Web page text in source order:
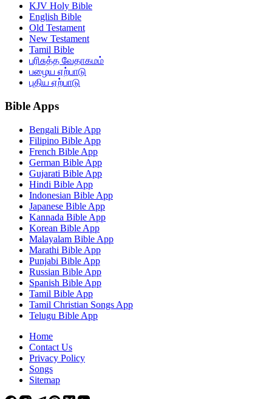
KJV Holy Bible
English Bible
Old Testament
New Testament
Tamil Bible
பரிசுத்த வேதாகமம்
பழைய ஏற்பாடு
புதிய ஏற்பாடு
Bible Apps
Bengali Bible App
Filipino Bible App
French Bible App
German Bible App
Gujarati Bible App
Hindi Bible App
Indonesian Bible App
Japanese Bible App
Kannada Bible App
Korean Bible App
Malayalam Bible App
Marathi Bible App
Punjabi Bible App
Russian Bible App
Spanish Bible App
Tamil Bible App
Tamil Christian Songs App
Telugu Bible App
Home
Contact Us
Privacy Policy
Songs
Sitemap